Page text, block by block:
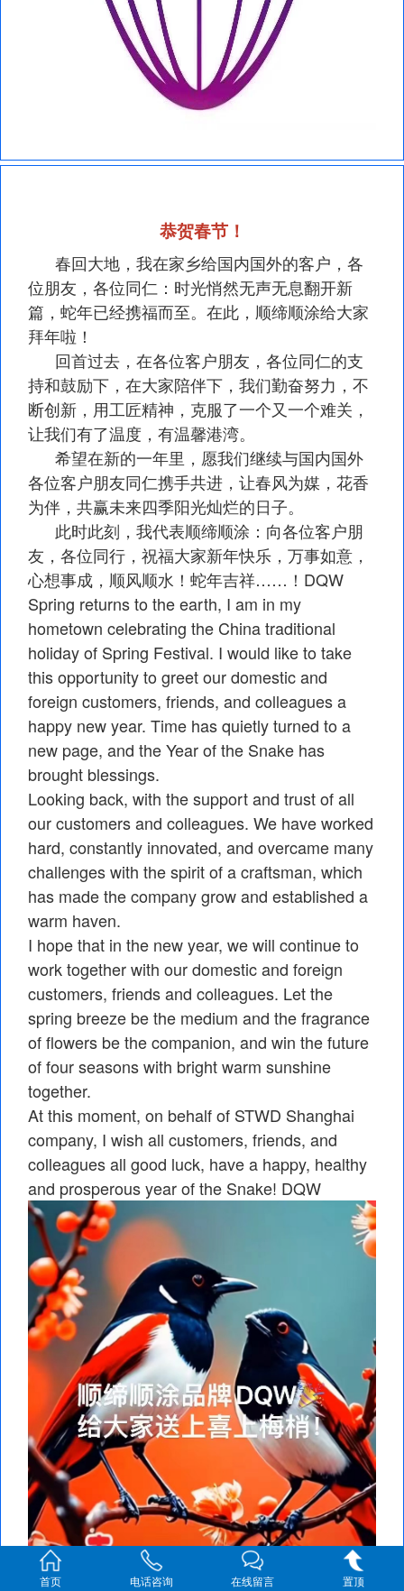
恭贺春节！
春回大地，我在家乡给国内国外的客户，各
位朋友，各位同仁：时光悄然无声无息翻开新
篇，蛇年已经携福而至。在此，顺缔顺涂给大家
拜年啦！
回首过去，在各位客户朋友，各位同仁的支
持和鼓励下，在大家陪伴下，我们勤奋努力，不
断创新，用工匠精神，克服了一个又一个难关，
让我们有了温度，有温馨港湾。
希望在新的一年里，愿我们继续与国内国外
各位客户朋友同仁携手共进，让春风为媒，花香
为伴，共赢未来四季阳光灿烂的日子。
此时此刻，我代表顺缔顺涂：向各位客户朋
友，各位同行，祝福大家新年快乐，万事如意，
心想事成，顺风顺水！蛇年吉祥……！DQW
Spring returns to the earth, I am in my
hometown celebrating the China traditional
holiday of Spring Festival. I would like to take
this opportunity to greet our domestic and
foreign customers, friends, and colleagues a
happy new year. Time has quietly turned to a
new page, and the Year of the Snake has
brought blessings.
Looking back, with the support and trust of all
our customers and colleagues. We have worked
hard, constantly innovated, and overcame many
challenges with the spirit of a craftsman, which
has made the company grow and established a
warm haven.
I hope that in the new year, we will continue to
work together with our domestic and foreign
customers, friends and colleagues. Let the
spring breeze be the medium and the fragrance
of flowers be the companion, and win the future
of four seasons with bright warm sunshine
together.
At this moment, on behalf of STWD Shanghai
company, I wish all customers, friends, and
colleagues all good luck, have a happy, healthy
and prosperous year of the Snake! DQW
首页 电话咨询 在线留言 置顶